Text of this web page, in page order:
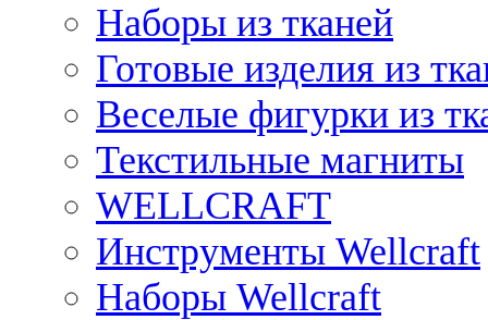
Наборы из тканей
Готовые изделия из
Веселые фигурки из
Текстильные магниты
WELLCRAFT
Инструменты Wellcraft
Наборы Wellcraft